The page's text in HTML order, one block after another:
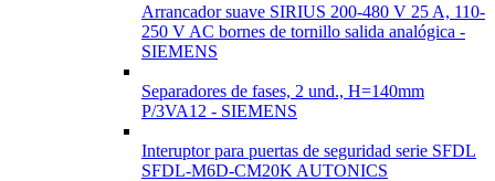
Arrancador suave SIRIUS 200-480 V 25 A, 110-
250 V AC bornes de tornillo salida analógica -
SIEMENS
Separadores de fases, 2 und., H=140mm
P/3VA12 - SIEMENS
Interuptor para puertas de seguridad serie SFDL
SFDL-M6D-CM20K AUTONICS